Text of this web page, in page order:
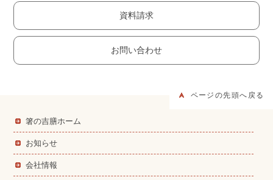
資料請求
お問い合わせ
ページの先頭へ戻る
箸の吉膳ホーム
お知らせ
会社情報